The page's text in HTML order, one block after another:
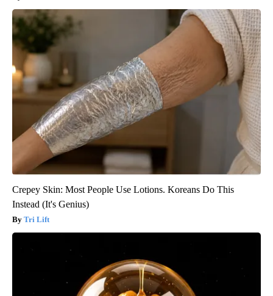
Crepey Skin: Most People Use Lotions. Koreans Do This
Instead (It's Genius)
Tri Lift